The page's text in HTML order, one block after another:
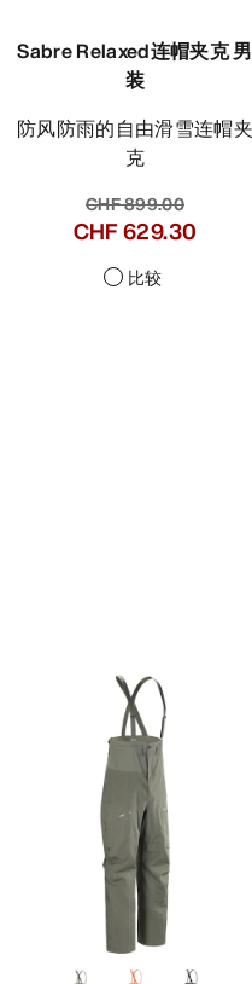
Sabre Relaxed连帽夹克 男
装
防风防雨的自由滑雪连帽夹
克
CHF 899.00
CHF 629.30
比较